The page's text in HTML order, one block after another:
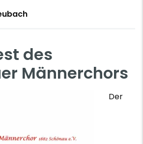
des
Männerchors
Der